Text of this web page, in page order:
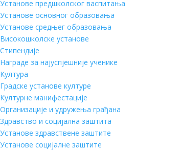
Установе предшколског васпитања
Установе основног образовања
Установе средњег образовања
Високошколске установе
Стипендије
Награде за најуспјешније ученике
Култура
Градске установе културе
Културне манифестације
Организације и удружења грађана
Здравство и социјална заштита
Установе здравствене заштите
Установе социјалне заштите